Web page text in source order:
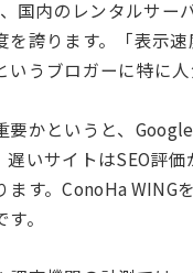
国内のレンタルサー
を誇ります。「表示
うブロガーに特に人
要かというと、
遅いサイトはSEO評
ます。ConoHa WING
。